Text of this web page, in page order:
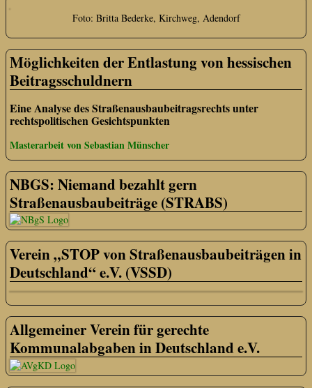
Foto: Britta Bederke, Kirchweg, Adendorf
Möglichkeiten der Entlastung von hessischen
Beitragsschuldnern
Eine Analyse des Straßenausbaubeitragsrechts unter
rechtspolitischen Gesichtspunkten
Masterarbeit von Sebastian Münscher
NBGS: Niemand bezahlt gern
Straßenausbaubeiträge (STRABS)
Verein „STOP von Straßenausbaubeiträgen in
Deutschland“ e.V. (VSSD)
Allgemeiner Verein für gerechte
Kommunalabgaben in Deutschland e.V.